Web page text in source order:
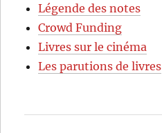
Légende des notes
Crowd Funding
Livres sur le cinéma
Les parutions de livres